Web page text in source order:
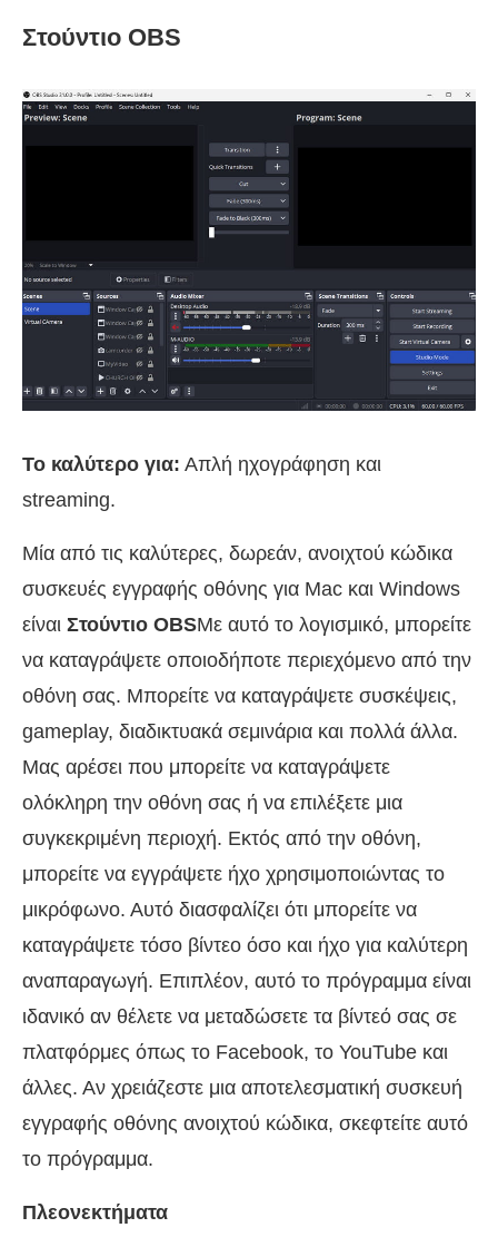
Στούντιο OBS
Το καλύτερο για: Απλή ηχογράφηση και
streaming.
Μία από τις καλύτερες, δωρεάν, ανοιχτού κώδικα
συσκευές εγγραφής οθόνης για Mac και Windows
είναι Στούντιο OBSΜε αυτό το λογισμικό, μπορείτε
να καταγράψετε οποιοδήποτε περιεχόμενο από την
οθόνη σας. Μπορείτε να καταγράψετε συσκέψεις,
gameplay, διαδικτυακά σεμινάρια και πολλά άλλα.
Μας αρέσει που μπορείτε να καταγράψετε
ολόκληρη την οθόνη σας ή να επιλέξετε μια
συγκεκριμένη περιοχή. Εκτός από την οθόνη,
μπορείτε να εγγράψετε ήχο χρησιμοποιώντας το
μικρόφωνο. Αυτό διασφαλίζει ότι μπορείτε να
καταγράψετε τόσο βίντεο όσο και ήχο για καλύτερη
αναπαραγωγή. Επιπλέον, αυτό το πρόγραμμα είναι
ιδανικό αν θέλετε να μεταδώσετε τα βίντεό σας σε
πλατφόρμες όπως το Facebook, το YouTube και
άλλες. Αν χρειάζεστε μια αποτελεσματική συσκευή
εγγραφής οθόνης ανοιχτού κώδικα, σκεφτείτε αυτό
το πρόγραμμα.
Πλεονεκτήματα